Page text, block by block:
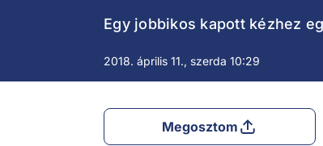
Egy jobbikos kapott kézhez
2018. április 11., szerda 10:29
Megosztom